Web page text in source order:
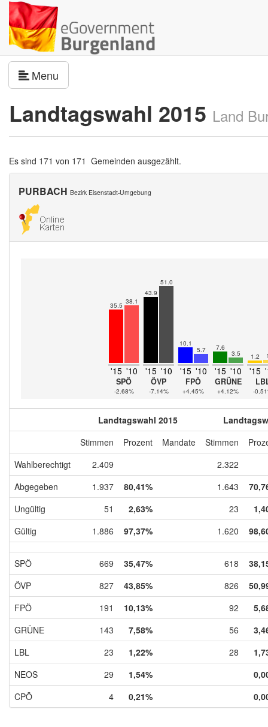
Menu
Landtagswahl 2015 Land
Es sind 171 von 171 Gemeinden ausgezählt.
PURBACH Bezirk Eisenstadt-Umgebung
35.5 38.1
'15 '10
SPÖ
-2.68%
43.9
51.0
'15 '10
ÖVP
-7.14%
10.1
5.7
'15 '10
FPÖ
+4.45%
7.6
3.5
'15 '10
GRÜNE
+4.12%
1.2
'15
-
Landtagswahl 2015
Stimmen
Prozent Mandate Stimmen
Wahlberechtigt
2.409
2.322
Abgegeben
1.937 80,41% 1.643
Ungültig
51 2,63% 23
Gültig
1.886 97,37% 1.620
SPÖ 669 35,47% 618
ÖVP
827 43,85% 826
FPÖ
191 10,13% 92
GRÜNE
143 7,58% 56
LBL
23 1,22% 28
NEOS
29 1,54%
CPÖ
4 0,21%